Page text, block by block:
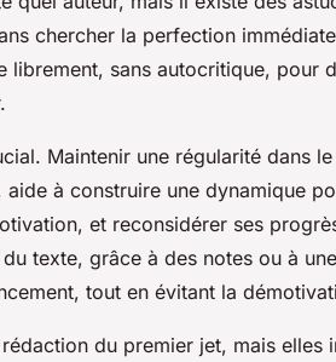
chercher la perfection
librement, sans autocritique, pour
Maintenir une régularité dans
aide à construire une dynamique
et reconsidérer ses
texte, grâce à des notes ou à
tout en évitant la
du premier jet, mais elles